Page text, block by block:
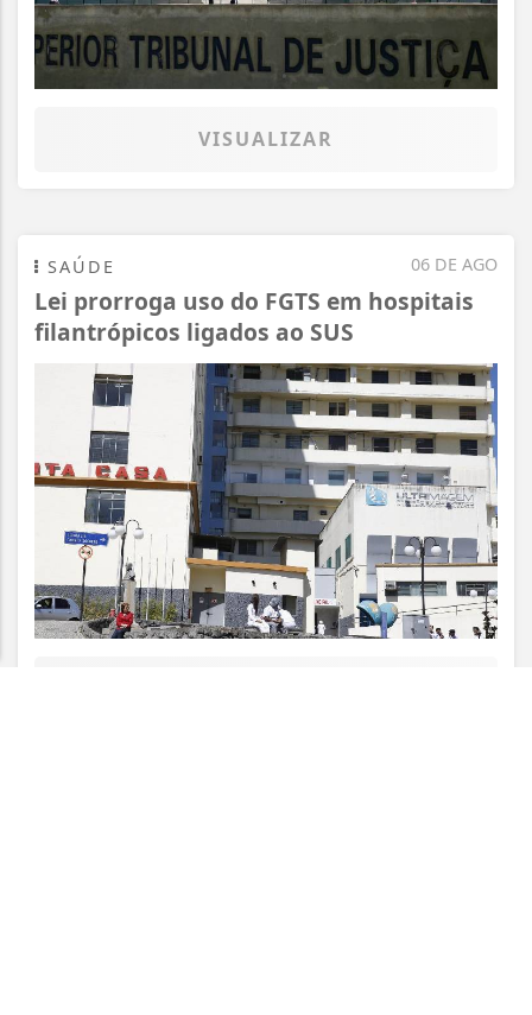
VISUALIZAR
06 DE AGO
SAÚDE
Lei prorroga uso do FGTS em hospitais
filantrópicos ligados ao SUS
Termos de Uso e Privacidade
Esse site utiliza cookies para melhorar sua
experiência de navegação. Ao continuar o acesso,
entendemos que você concorda com nossos Termos
de Uso e Privacidade.
PARA MAIS INFORMAÇÕES,ACESSE NOSSOS TERMOS
CLICANDO AQUI
PROSSEGUIR